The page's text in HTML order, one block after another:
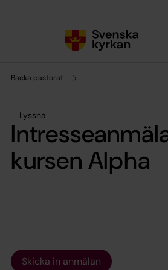
Backa pastorat
Lyssna
kursen Alpha
Skicka in anmälan